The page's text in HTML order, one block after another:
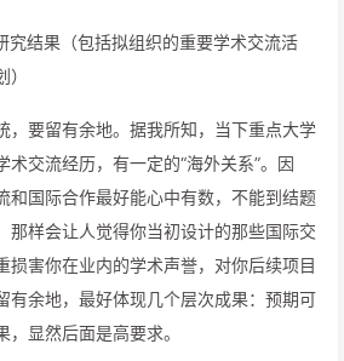
究结果（包括拟组织的重要学术交流活
，要留有余地。据我所知，当下重点大学
术交流经历，有一定的“海外关系”。因
和国际合作最好能心中有数，不能到结题
那样会让人觉得你当初设计的那些国际交
损害你在业内的学术声誉，对你后续项目
有余地，最好体现几个层次成果：预期可
显然后面是高要求。